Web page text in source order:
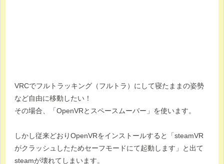
VRCでフルトラッキング（フルトラ）にして寝たままの姿勢
など自由に移動したい！
その場合、「OpenVRとスペースムーバー」を使います。
しかし従来どおりOpenVRをインストールすると「steamVR
がクラッシュしたためセーフモードにて起動します」と出て
steamが壊れてしまいます。